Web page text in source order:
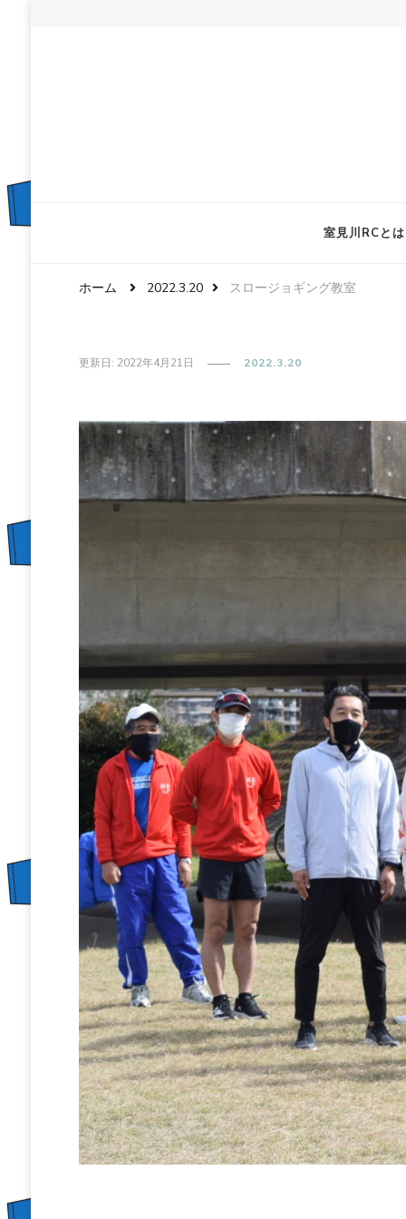
室見川RCとは
ホーム 2022.3.20 スロージョギング教室
更新日: 2022年4月21日 2022.3.20